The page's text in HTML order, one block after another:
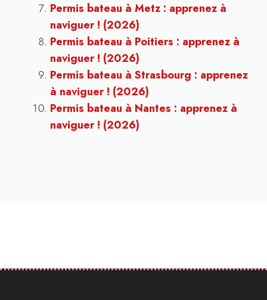
Permis bateau à Metz : apprenez à
naviguer ! (2026)
Permis bateau à Poitiers : apprenez à
naviguer ! (2026)
Permis bateau à Strasbourg : apprenez
à naviguer ! (2026)
Permis bateau à Nantes : apprenez à
naviguer ! (2026)